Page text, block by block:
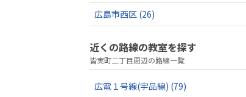
広島市西区 (26)
近くの路線の教室を探す
皆実町二丁目周辺の路線一覧
広電１号線(宇品線) (79)